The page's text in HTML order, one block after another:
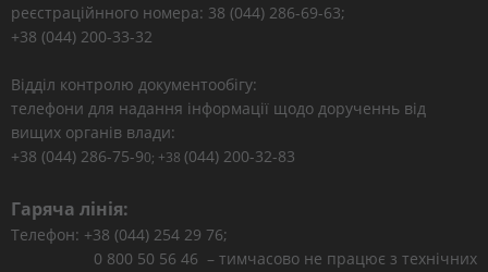
реєстраційнного номера: 38 (044) 286-69-63;
+38 (044) 200-33-32
Відділ контролю документообігу:
телефони для надання інформації щодо дорученнь від
вищих органів влади:
+38 (044) 286-75-90; +38 (044) 200-32-83
Гаряча лінія:
Телефон: +38 (044) 254 29 76;
0 800 50 56 46 – тимчасово не працює з технічних